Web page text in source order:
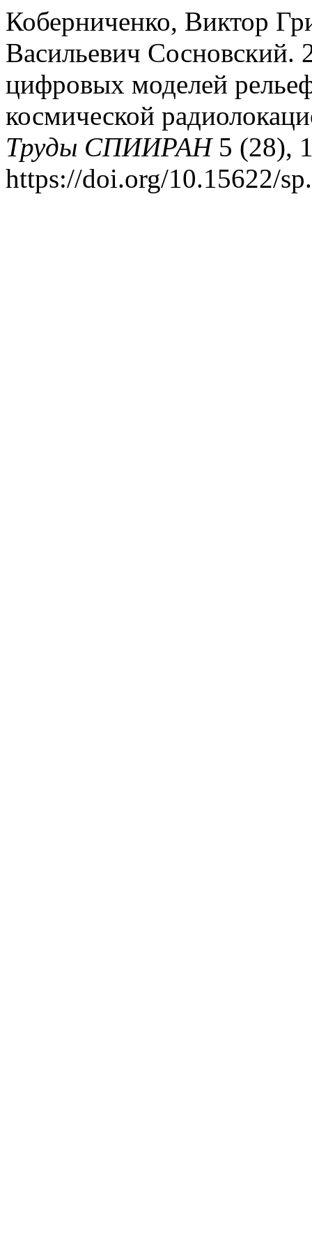
Коберниченко, Виктор
Васильевич Сосновский.
цифровых моделей
космической
Труды СПИИРАН5 (28),
https://doi.org/10.15622/